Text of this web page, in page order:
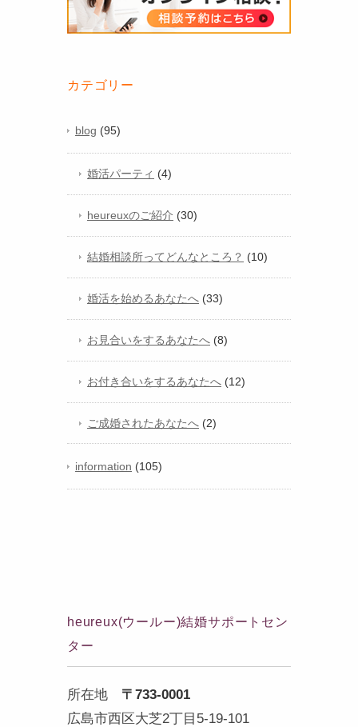
カテゴリー
blog (95)
婚活パーティ (4)
heureuxのご紹介 (30)
結婚相談所ってどんなところ？ (10)
婚活を始めるあなたへ (33)
お見合いをするあなたへ (8)
お付き合いをするあなたへ (12)
ご成婚されたあなたへ (2)
information (105)
heureux(ウールー)結婚サポートセン
ター
所在地 〒733-0001
広島市西区大芝2丁目5-19-101